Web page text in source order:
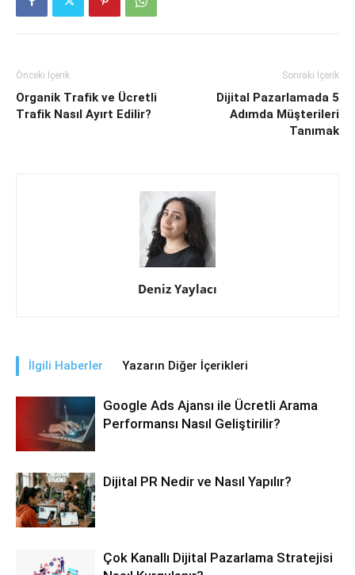
Önceki İçerik
Organik Trafik ve Ücretli
Trafik Nasıl Ayırt Edilir?
Sonraki İçerik
Dijital Pazarlamada 5
Adımda Müşterileri
Tanımak
Deniz Yaylacı
İlgili Haberler Yazarın Diğer İçerikleri
Google Ads Ajansı ile Ücretli Arama
Performansı Nasıl Geliştirilir?
Dijital PR Nedir ve Nasıl Yapılır?
Çok Kanallı Dijital Pazarlama Stratejisi